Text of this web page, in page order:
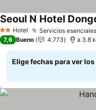
2 Estrellas
Hotel Servicios
Seoul N Hotel
7,6 Bueno 4.773 a 3.8
Elige fechas para ver